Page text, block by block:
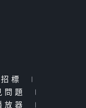
招標
|
問題
|
放器
|